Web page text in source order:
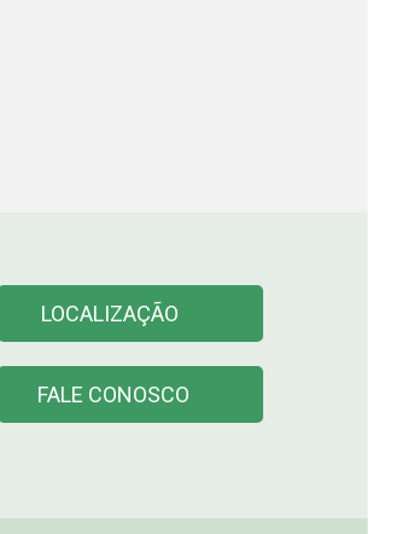
LOCALIZAÇÃO
FALE CONOSCO